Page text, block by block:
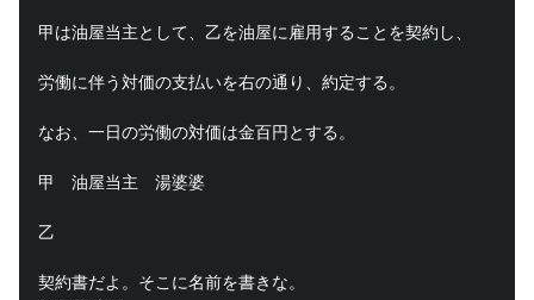
甲は油屋当主として、乙を油屋に雇用することを契約し、
労働に伴う対価の支払いを右の通り、約定する。
なお、一日の労働の対価は金百円とする。
甲　油屋当主　湯婆婆
乙
契約書だよ。そこに名前を書きな。